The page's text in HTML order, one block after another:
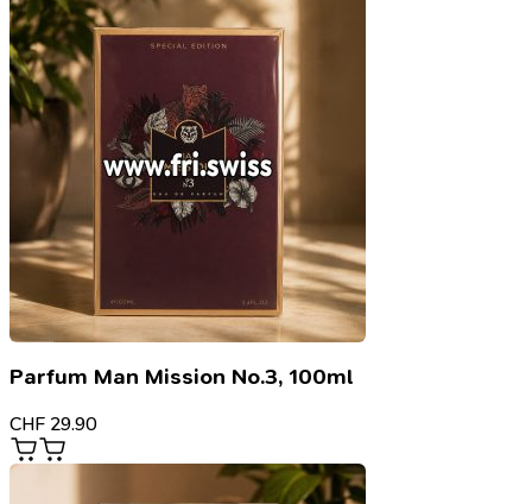
Parfum Man Mission No.3, 100ml
CHF 29.90